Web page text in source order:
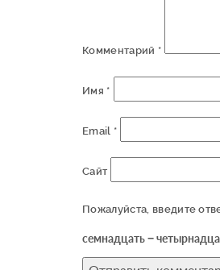
Комментарий *
Имя *
Email *
Сайт
Пожалуйста, введите
семнадцать −